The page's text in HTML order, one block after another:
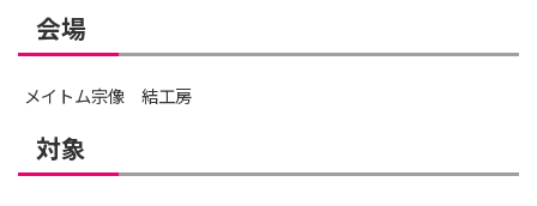
会場
メイトム宗像 結工房
対象